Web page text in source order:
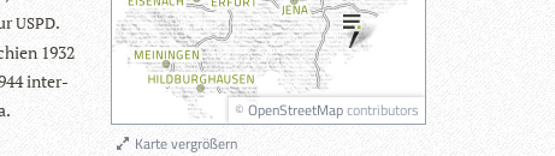
USPD.
1932
inter­
© OpenStreetMapcontributors
Karte vergrößern